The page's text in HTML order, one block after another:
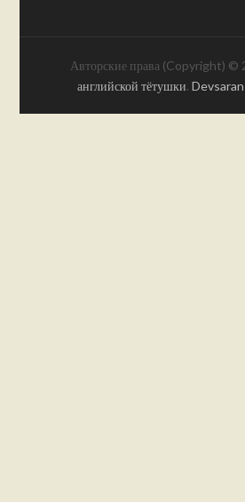
Авторские права (Copyright) ©
английской тётушки. Devsaran